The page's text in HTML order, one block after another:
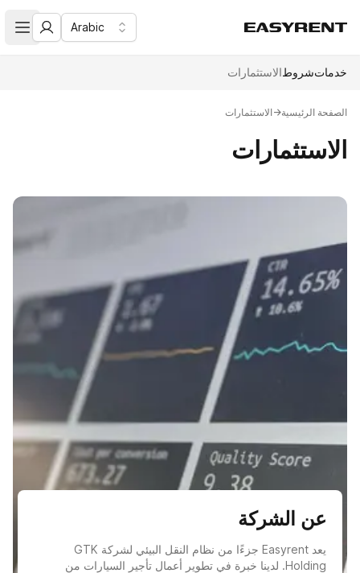
Easy Rent
تأجير سيارات فئه رجال الأعمال و الدرجة الممتازة في دبي Arabic
خدماتشروطالاستثمارات
الصفحة الرئيسية→الاستثمارات
الاستثمارات
عن الشركة
يعد Easyrent جزءًا من نظام النقل البيئي لشركة GTK
Holding. لدينا خبرة في تطوير أعمال تأجير السيارات من